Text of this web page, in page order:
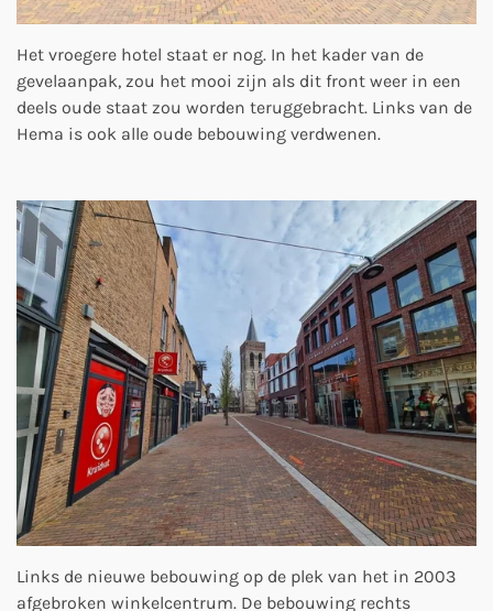
Het vroegere hotel staat er nog. In het kader van de
gevelaanpak, zou het mooi zijn als dit front weer in een
deels oude staat zou worden teruggebracht. Links van de
Hema is ook alle oude bebouwing verdwenen.
Links de nieuwe bebouwing op de plek van het in 2003
afgebroken winkelcentrum. De bebouwing rechts